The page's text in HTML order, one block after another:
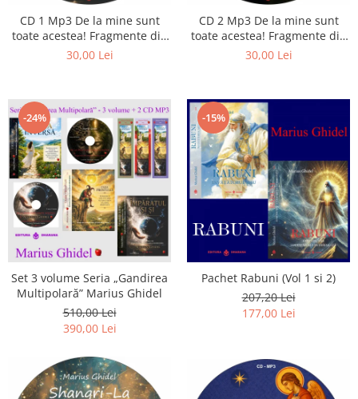
Literatura
Psihologie
Stiinta
CD 1 Mp3 De la mine sunt
toate acestea! Fragmente din
cărțile lui Marius Ghidel
30,00 Lei
CD 2 Mp3 De la mine sunt
toate acestea! Fragmente din
cărțile lui Marius Ghidel
30,00 Lei
-24%
Set 3 volume Seria „Gandirea
Multipolară” Marius Ghidel
510,00 Lei
390,00 Lei
-15%
Pachet Rabuni (Vol 1 si 2)
207,20 Lei
177,00 Lei